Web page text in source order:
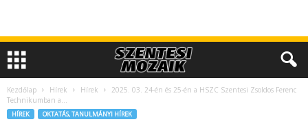
Kezdőlap Hírek Hírek
2025. 03. 24-én és 25-én a HSZC Szentesi Zsoldos Ferenc
Technikumban a...
HÍREK OKTATÁS, TANULMÁNYI HÍREK